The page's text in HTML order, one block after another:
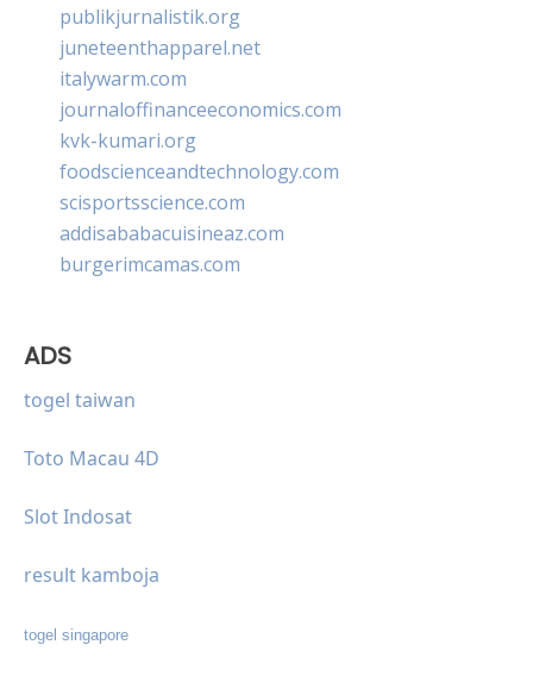
publikjurnalistik.org
juneteenthapparel.net
italywarm.com
journaloffinanceeconomics.com
kvk-kumari.org
foodscienceandtechnology.com
scisportsscience.com
addisababacuisineaz.com
burgerimcamas.com
ADS
togel taiwan
Toto Macau 4D
Slot Indosat
result kamboja
togel singapore